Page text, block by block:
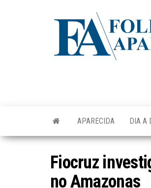
APARECIDA DIA A
Fiocruz
no Amazonas